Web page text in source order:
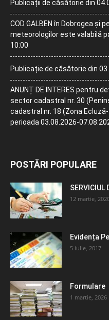
Publicații de căsătorie din
COD GALBEN în Dobrogea și
meteorologilor este valabilă
10:00
Publicație de căsătorie din
ANUNȚ DE INTERES pentru
sector cadastral nr. 30
cadastral nr. 18 (Zona
perioada 03.08.2026-
POSTĂRI POPULARE
SERVICIUL
12 martie,
Evidența
5 iulie, 2017
Formulare
1 martie, 2026